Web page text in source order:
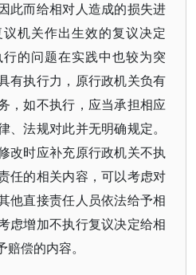
此而给相对人造成的损失进
机关作出生效的复议决定
的问题在实践中也较为突
有执行力，原行政机关负有
，如不执行，应当承担相应
、法规对此并无明确规定。
改时应补充原行政机关不执
任的相关内容，可以考虑对
他直接责任人员依法给予相
虑增加不执行复议决定给相
偿的内容。